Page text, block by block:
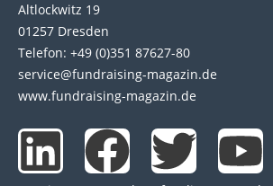
Altlockwitz 19
01257 Dresden
Telefon: +49 (0)351 87627-80
service@fundraising-magazin.de
www.fundraising-magazin.de
L F T Y